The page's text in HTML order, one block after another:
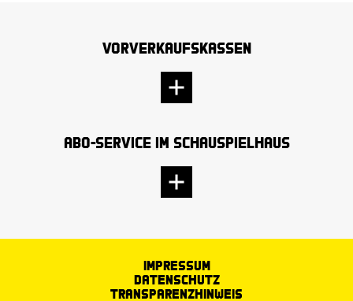
Vorverkaufskassen
Abo-Service im Schauspielhaus
Impressum
Datenschutz
Transparenzhinweis